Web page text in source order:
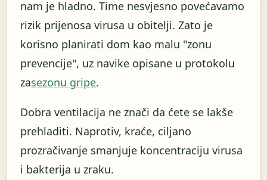
nam je hladno. Time nesvjesno povećavamo
rizik prijenosa virusa u obitelji. Zato je
korisno planirati dom kao malu "zonu
prevencije", uz navike opisane u protokolu
zasezonu gripe.
Dobra ventilacija ne znači da ćete se lakše
prehladiti. Naprotiv, kraće, ciljano
prozračivanje smanjuje koncentraciju virusa
i bakterija u zraku.